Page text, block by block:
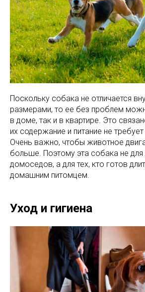
Поскольку собака не отличается
размерами, то ее без проблем
в доме, так и в квартире. Это
их содержание и питание не
Очень важно, чтобы животное
больше. Поэтому эта собака не для
домоседов, а для тех, кто готов
домашним питомцем.
Уход и гигиена